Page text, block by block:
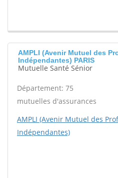
AMPLI (Avenir Mutuel des
Indépendantes) PARIS
Mutuelle Santé Sénior
Département: 75
mutuelles d'assurances
AMPLI (Avenir Mutuel des
Indépendantes)